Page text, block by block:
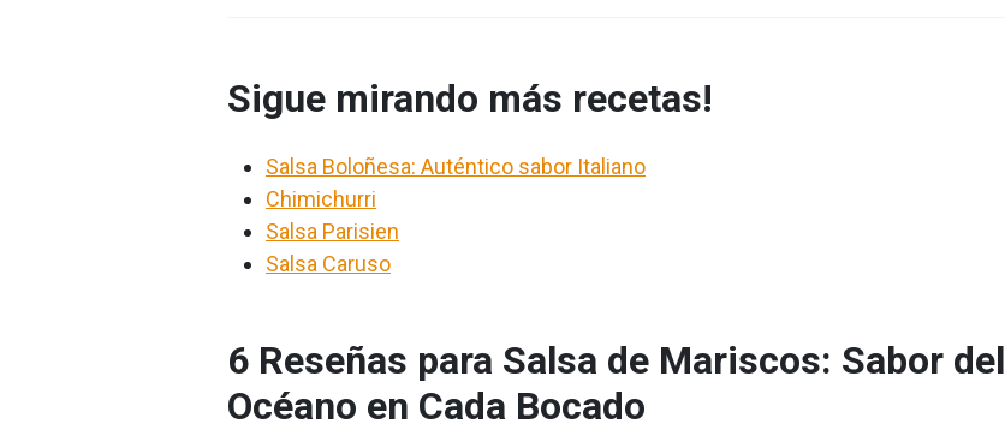
Sigue mirando más recetas!
Salsa Boloñesa: Auténtico sabor Italiano
Chimichurri
Salsa Parisien
Salsa Caruso
6 Reseñas para Salsa de Mariscos: Sabor del
Océano en Cada Bocado